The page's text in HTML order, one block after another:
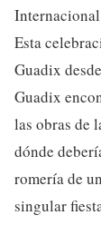
Esta
Guadix
Guadix
las obras de
dónde
romería de
singular